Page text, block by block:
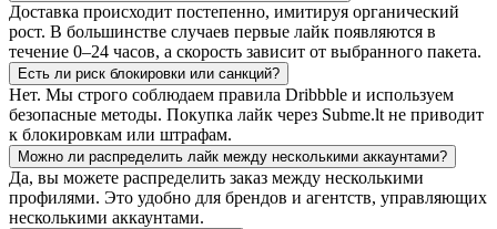
Доставка происходит постепенно, имитируя органический
рост. В большинстве случаев первые лайк появляются в
течение 0–24 часов, а скорость зависит от выбранного пакета.
Есть ли риск блокировки или санкций?
Нет. Мы строго соблюдаем правила Dribbble и используем
безопасные методы. Покупка лайк через Subme.lt не приводит
к блокировкам или штрафам.
Можно ли распределить лайк между несколькими аккаунтами?
Да, вы можете распределить заказ между несколькими
профилями. Это удобно для брендов и агентств, управляющих
несколькими аккаунтами.